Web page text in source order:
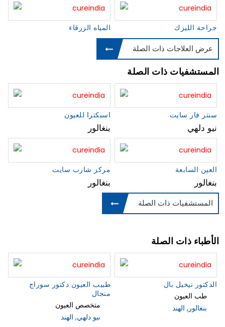
المياه الزرقاء جراحة الليزك
عرض العلاجات ذات الصلة
المستشفيات ذات الصلة
اسبكترا للعيون
بنغالور
سنتر فار سايت
نيو دلهي
مركز شارب سايت
بنغالور
العين السابعة
بنغالور
المستشفيات ذات الصلة
الأطباء ذات الصلة
طبيب العيون دكتور سوراج
منجال
متخصص العيون
نيو دلهي, الهند
الدكتور نيخيل بال
طب العيون
بنغالور, الهند